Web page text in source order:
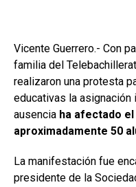
Vicente Guerrero.- Con
familia del
realizaron una protesta
educativas la asignación
ausencia ha afectado
aproximadamente 50
La manifestación fue
presidente de la